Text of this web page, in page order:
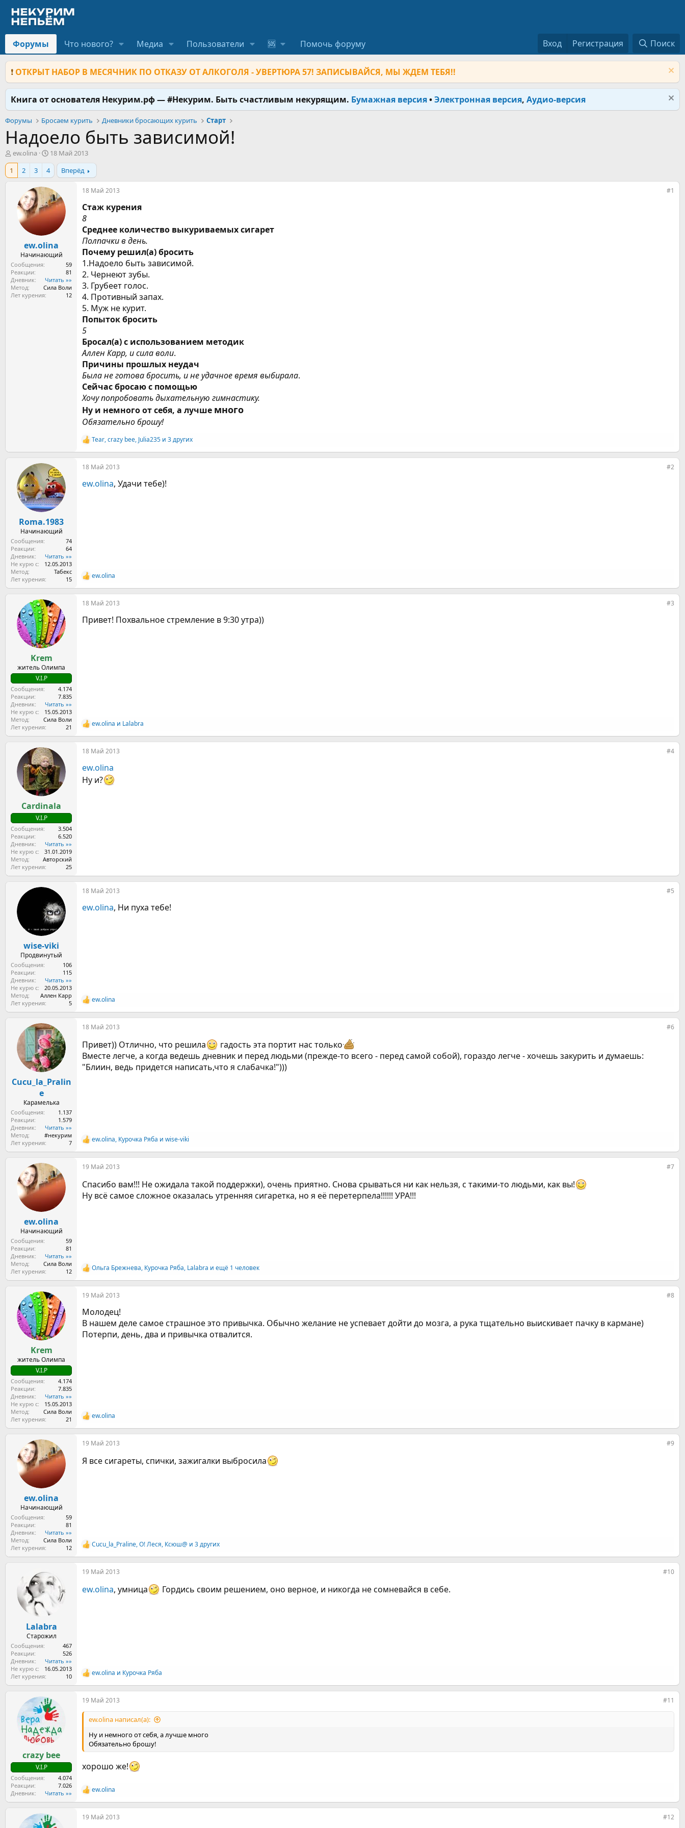
Форумы Что нового? Медиа Пользователи 🆘 Помочь форуму Вход Регистрация Поиск
❗ ОТКРЫТ НАБОР В МЕСЯЧНИК ПО ОТКАЗУ ОТ АЛКОГОЛЯ - УВЕРТЮРА 57! ЗАПИСЫВАЙСЯ, МЫ ЖДЕМ ТЕБЯ!!
Книга от основателя Некурим.рф — #Некурим. Быть счастливым некурящим. Бумажная версия•Электронная версия, Аудио-версия
Форумы Бросаем курить Дневники бросающих курить Старт
Надоело быть зависимой!
А
в
о
ew.olina
Д
а
т
а
н
а
ч
а
л
а
18 Май 2013
1
2 3 4 Вперёд
ew.olina
Начинающий
Сообщения
59
Реакции
81
Дневник
Читать »»
Метод
Сила Воли
Лет курения
12
18 Май 2013 #1
Стаж курения
8
Среднее количество выкуриваемых сигарет
Полпачки в день.
Почему решил(а) бросить
1.Надоело быть зависимой.
2. Чернеют зубы.
3. Грубеет голос.
4. Противный запах.
5. Муж не курит.
Попыток бросить
5
Бросал(а) с использованием методик
Аллен Карр, и сила воли.
Причины прошлых неудач
Была не готова бросить, и не удачное время выбирала.
Сейчас бросаю с помощью
Хочу попробовать дыхательную гимнастику.
Ну и немного от себя, а лучше много
Обязательно брошу!
Р
е
а
к
и
Tear,crazy bee, Julia235 и 3 других
Roma.1983
Начинающий
Сообщения
74
Реакции
64
Дневник
Читать »»
Не курю с
12.05.2013
Метод
Табекс
Лет курения
15
18 Май 2013 #2
ew.olina, Удачи тебе)!
Р
е
а
к
и
ew.olina
Krem
житель Олимпа
V.I.P
Сообщения
4.174
Реакции
7.835
Дневник
Читать »»
Не курю с
15.05.2013
Метод
Сила Воли
Лет курения
21
18 Май 2013 #3
Привет! Похвальное стремление в 9:30 утра))
Р
е
а
к
и
и
:
ew.olina и Lalabra
Cardinala
V.I.P
Сообщения
3.504
Реакции
6.520
Дневник
Читать »»
Не курю с
31.01.2019
Метод
Авторский
Лет курения
25
18 Май 2013 #4
ew.olina
Ну и?
wise-viki
Продвинутый
Сообщения
106
Реакции
115
Дневник
Читать »»
Не курю с
20.05.2013
Метод
Аллен Карр
Лет курения
5
18 Май 2013 #5
ew.olina, Ни пуха тебе!
Р
е
а
к
и
и
:
ew.olina
Cucu_la_Pralin
e
Карамелька
Сообщения
1.137
Реакции
1.579
Дневник
Читать »»
Метод
#некурим
Лет курения
7
18 Май 2013 #6
Привет)) Отлично, что решила
гадость эта портит нас только
Вместе легче, а когда ведешь дневник и перед людьми (прежде-то всего - перед самой собой), гораздо легче - хочешь закурить и думаешь:
"Блиин, ведь придется написать,что я слабачка!")))
Р
е
а
к
и
и
:
ew.olina, Курочка Ряба и wise-viki
ew.olina
Начинающий
Сообщения
59
Реакции
81
Дневник
Читать »»
Метод
Сила Воли
Лет курения
12
19 Май 2013 #7
Спасибо вам!!! Не ожидала такой поддержки), очень приятно. Снова срываться ни как нельзя, с такими-то людьми, как вы!
Ну всё самое сложное оказалась утренняя сигаретка, но я её перетерпела!!!!!! УРА!!!
Р
е
а
к
и
и
:
Ольга Брежнева, Курочка Ряба, Lalabra и ещё 1 человек
Krem
житель Олимпа
V.I.P
Сообщения
4.174
Реакции
7.835
Дневник
Читать »»
Не курю с
15.05.2013
Метод
Сила Воли
Лет курения
21
19 Май 2013 #8
Молодец!
В нашем деле самое страшное это привычка. Обычно желание не успевает дойти до мозга, а рука тщательно выискивает пачку в кармане)
Потерпи, день, два и привычка отвалится.
Р
е
а
к
и
ew.olina
ew.olina
Начинающий
Сообщения
59
Реакции
81
Дневник
Читать »»
Метод
Сила Воли
Лет курения
12
19 Май 2013 #9
Я все сигареты, спички, зажигалки выбросила
Р
е
а
к
и
Cucu_la_Praline,О! Леся, Ксюш@ и 3 других
Lalabra
Старожил
Сообщения
467
Реакции
526
Дневник
Читать »»
Не курю с
16.05.2013
Лет курения
10
19 Май 2013 #10
ew.olina, умница Гордись своим решением, оно верное, и никогда не сомневайся в себе.
Р
е
а
к
ew.olina и Курочка Ряба
crazy bee
V.I.P
Сообщения
4.074
Реакции
7.026
Дневник
Читать »»
19 Май 2013 #11
ew.olina написал(а):
Ну и немного от себя, а лучше много
Обязательно брошу!
хорошо же!
Р
е
а
к
ew.olina
19 Май 2013 #12